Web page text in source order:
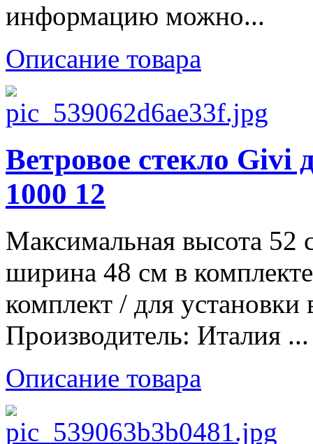
информацию можно...
Описание товара
Ветровое стекло Givi
1000 12
Максимальная высота 52
ширина 48 см в
комплект / для установки
Производитель: Италия ...
Описание товара